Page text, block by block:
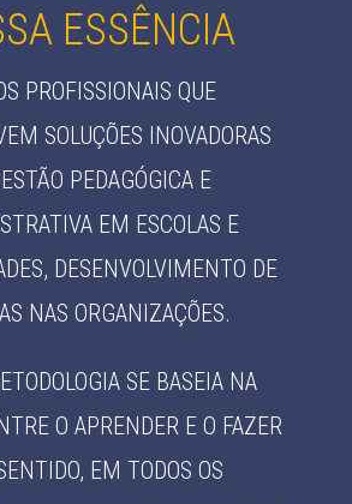
ESSÊNCIA
PROFISSIONAIS QUE
SOLUÇÕES INOVADORAS
PEDAGÓGICA E
EM ESCOLAS E
DESENVOLVIMENTO DE
NAS ORGANIZAÇÕES.
SE BASEIA NA
O APRENDER E O FAZER
EM TODOS OS